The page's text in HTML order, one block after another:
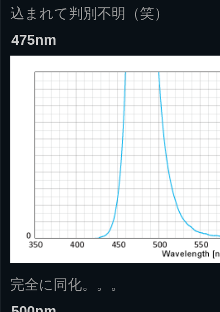
込まれて判別不明（笑）
475nm
完全に同化。。。